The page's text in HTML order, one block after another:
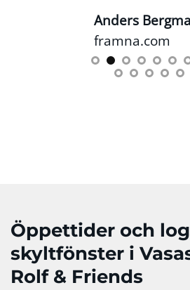
Anders
framna.com
Öppettider och
skyltfönster i
Rolf & Friends